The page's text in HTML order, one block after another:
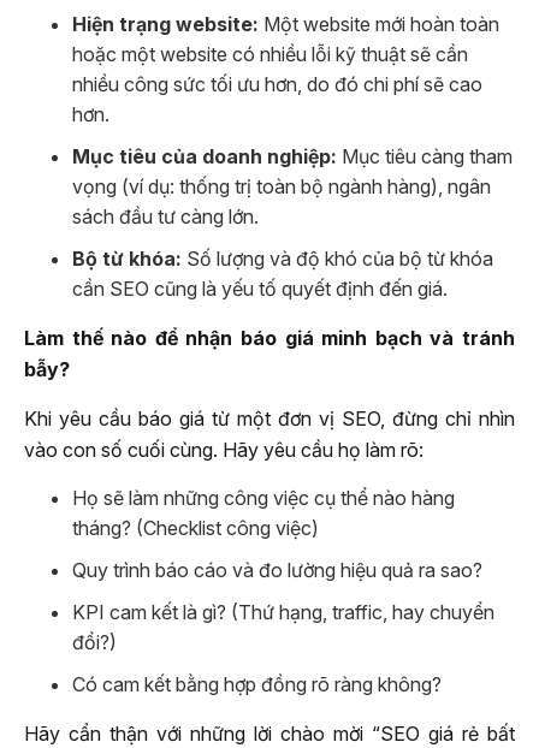
Hiện trạng website: Một website mới hoàn toàn
hoặc một website có nhiều lỗi kỹ thuật sẽ cần
nhiều công sức tối ưu hơn, do đó chi phí sẽ cao
hơn.
Mục tiêu của doanh nghiệp: Mục tiêu càng tham
vọng (ví dụ: thống trị toàn bộ ngành hàng), ngân
sách đầu tư càng lớn.
Bộ từ khóa: Số lượng và độ khó của bộ từ khóa
cần SEO cũng là yếu tố quyết định đến giá.
Làm thế nào để nhận báo giá minh bạch và tránh
bẫy?
Khi yêu cầu báo giá từ một đơn vị SEO, đừng chỉ nhìn
vào con số cuối cùng. Hãy yêu cầu họ làm rõ:
Họ sẽ làm những công việc cụ thể nào hàng
tháng? (Checklist công việc)
Quy trình báo cáo và đo lường hiệu quả ra sao?
KPI cam kết là gì? (Thứ hạng, traffic, hay chuyển
đổi?)
Có cam kết bằng hợp đồng rõ ràng không?
Hãy cẩn thận với những lời chào mời “SEO giá rẻ bất